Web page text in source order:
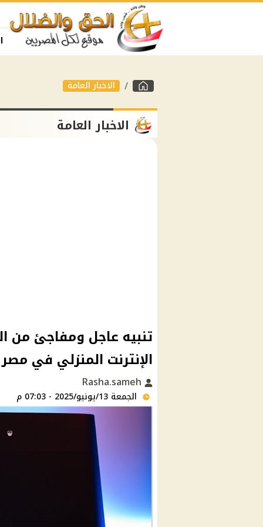
الاخبار العامة
الاخبار العامة
تنبيه عاجل ومفاجئ من
الإنترنت المنزلي في مصر
الجمعة 13/يونيو/2025 - 07:03 م